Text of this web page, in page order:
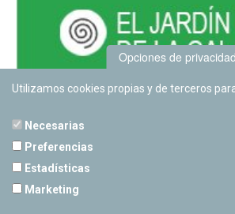
Opciones de privacidad
Utilizamos cookies propias y de terceros
Necesarias
Preferencias
Estadísticas
Marketing